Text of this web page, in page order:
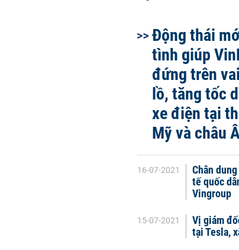
Động thái
tình giúp
đứng trên
lồ, tăng tốc
xe điện tại
Mỹ và châu
16-07-2021
Chân
tế quốc
Vingroup
15-07-2021
Vị giám
tại Tesla,